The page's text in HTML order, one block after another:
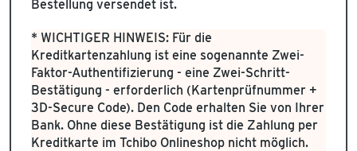
Bestellung versendet ist.
* WICHTIGER HINWEIS: Für die
Kreditkartenzahlung ist eine sogenannte Zwei-
Faktor-Authentifizierung - eine Zwei-Schritt-
Bestätigung - erforderlich (Kartenprüfnummer +
3D-Secure Code). Den Code erhalten Sie von Ihrer
Bank. Ohne diese Bestätigung ist die Zahlung per
Kreditkarte im Tchibo Onlineshop nicht möglich.